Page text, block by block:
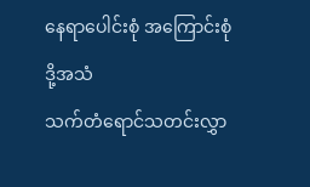
နေရာပေါင်းစုံ အကြောင်းစုံ
ဒို့အသံ
သက်တံရောင်သတင်းလွှာ